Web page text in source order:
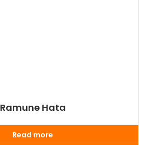
Ramune Hata
Read more